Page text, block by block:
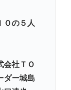
Ｏの５人
会社ＴＯ
ダー城島